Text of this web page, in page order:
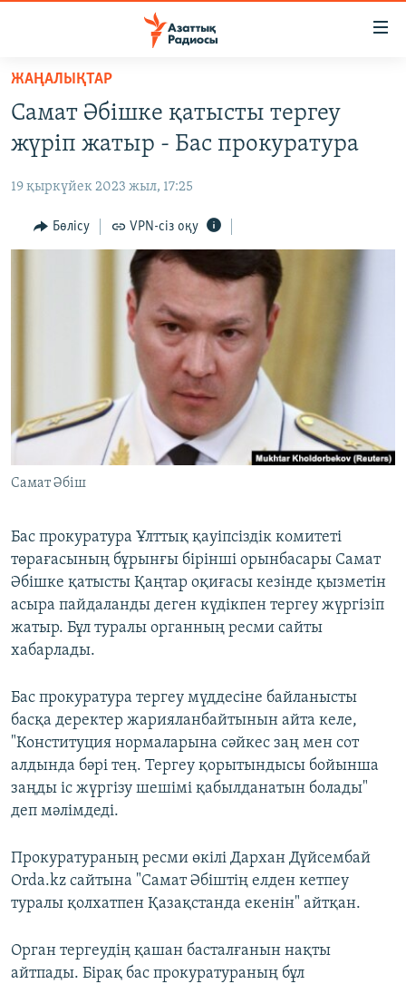
Skip
main
content
to
Navigation
Skip
ЖАҢАЛЫҚТАР
AZATTYQTV
ҚАҢТАР ОҚИҒАСЫ
АДАМ ҚҰҚЫҚТАРЫ
АРНАЙЫ ЖОБАЛАР
ЖАЗЫЛЫҢЫЗ
ЖАҢАЛЫҚТАР
Самат Әбішке қатысты тергеу
жүріп жатыр - Бас прокуратура
19 қыркүйек 2023 жыл, 17:25
Бөлісу VPN-сіз оқу
Самат Әбіш
Бас прокуратура Ұлттық қауіпсіздік комитеті
төрағасының бұрынғы бірінші орынбасары Самат
Әбішке қатысты Қаңтар оқиғасы кезінде қызметін
асыра пайдаланды деген күдікпен тергеу жүргізіп
жатыр. Бұл туралы органның ресми сайты
хабарлады.
Бас прокуратура тергеу мүддесіне байланысты
басқа деректер жарияланбайтынын айта келе,
"Конституция нормаларына сәйкес заң мен сот
алдында бәрі тең. Тергеу қорытындысы бойынша
заңды іс жүргізу шешімі қабылданатын болады"
деп мәлімдеді.
Прокуратураның ресми өкілі Дархан Дүйсембай
Orda.kz сайтына "Самат Әбіштің елден кетпеу
туралы қолхатпен Қазақстанда екенін" айтқан.
Орган тергеудің қашан басталғанын нақты
айтпады. Бірақ бас прокуратураның бұл